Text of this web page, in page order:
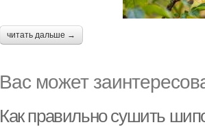
читать дальше →
Вас может
Как правильно сушить